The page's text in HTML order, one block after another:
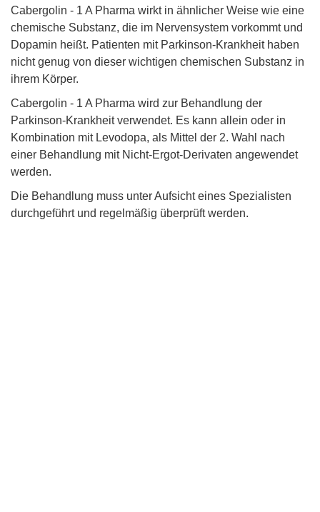
Cabergolin - 1 A Pharma wirkt in ähnlicher Weise wie eine
chemische Substanz, die im Nervensystem vorkommt und
Dopamin heißt. Patienten mit Parkinson-Krankheit haben
nicht genug von dieser wichtigen chemischen Substanz in
ihrem Körper.
Cabergolin - 1 A Pharma wird zur Behandlung der
Parkinson-Krankheit verwendet. Es kann allein oder in
Kombination mit Levodopa, als Mittel der 2. Wahl nach
einer Behandlung mit Nicht-Ergot-Derivaten angewendet
werden.
Die Behandlung muss unter Aufsicht eines Spezialisten
durchgeführt und regelmäßig überprüft werden.